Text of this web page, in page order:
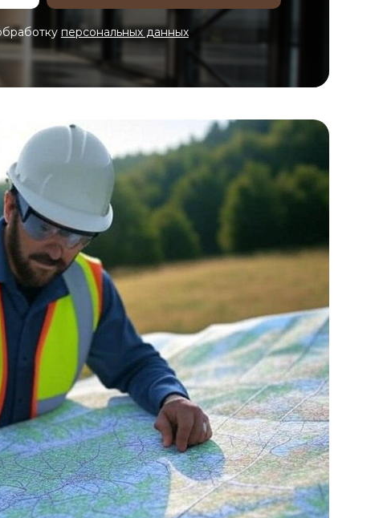
персональных данных